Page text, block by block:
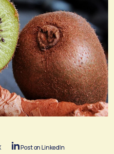
Post on LinkedIn